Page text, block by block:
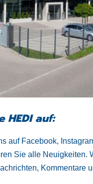
HEDI auf:
auf Facebook,
Sie alle Neuigkeiten.
Kommentare